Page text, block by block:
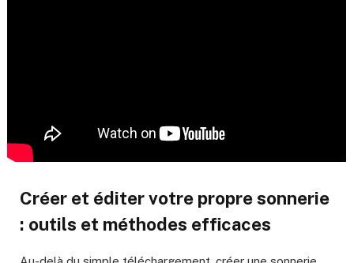
Créer et éditer votre propre sonnerie
: outils et méthodes efficaces